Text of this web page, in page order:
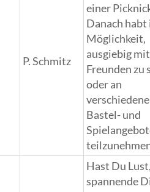
P. Schmitz
einer
Danach
Möglichkeit,
ausgiebig
Freunden zu
oder an
Bastel- und
Hast Du
spannende